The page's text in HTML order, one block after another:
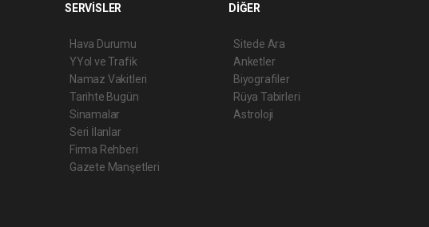
SERVİSLER
Hava Durumu
YYol ve Trafik
Namaz Vakitleri
Tarihte Bugün
Sinamalar
Seri İlanlar
Firma Rehberi
Gazete Manşetleri
DİĞER
Sitede Ara
Anketler
Biyografiler
Rüya Tabirleri
Astroloji